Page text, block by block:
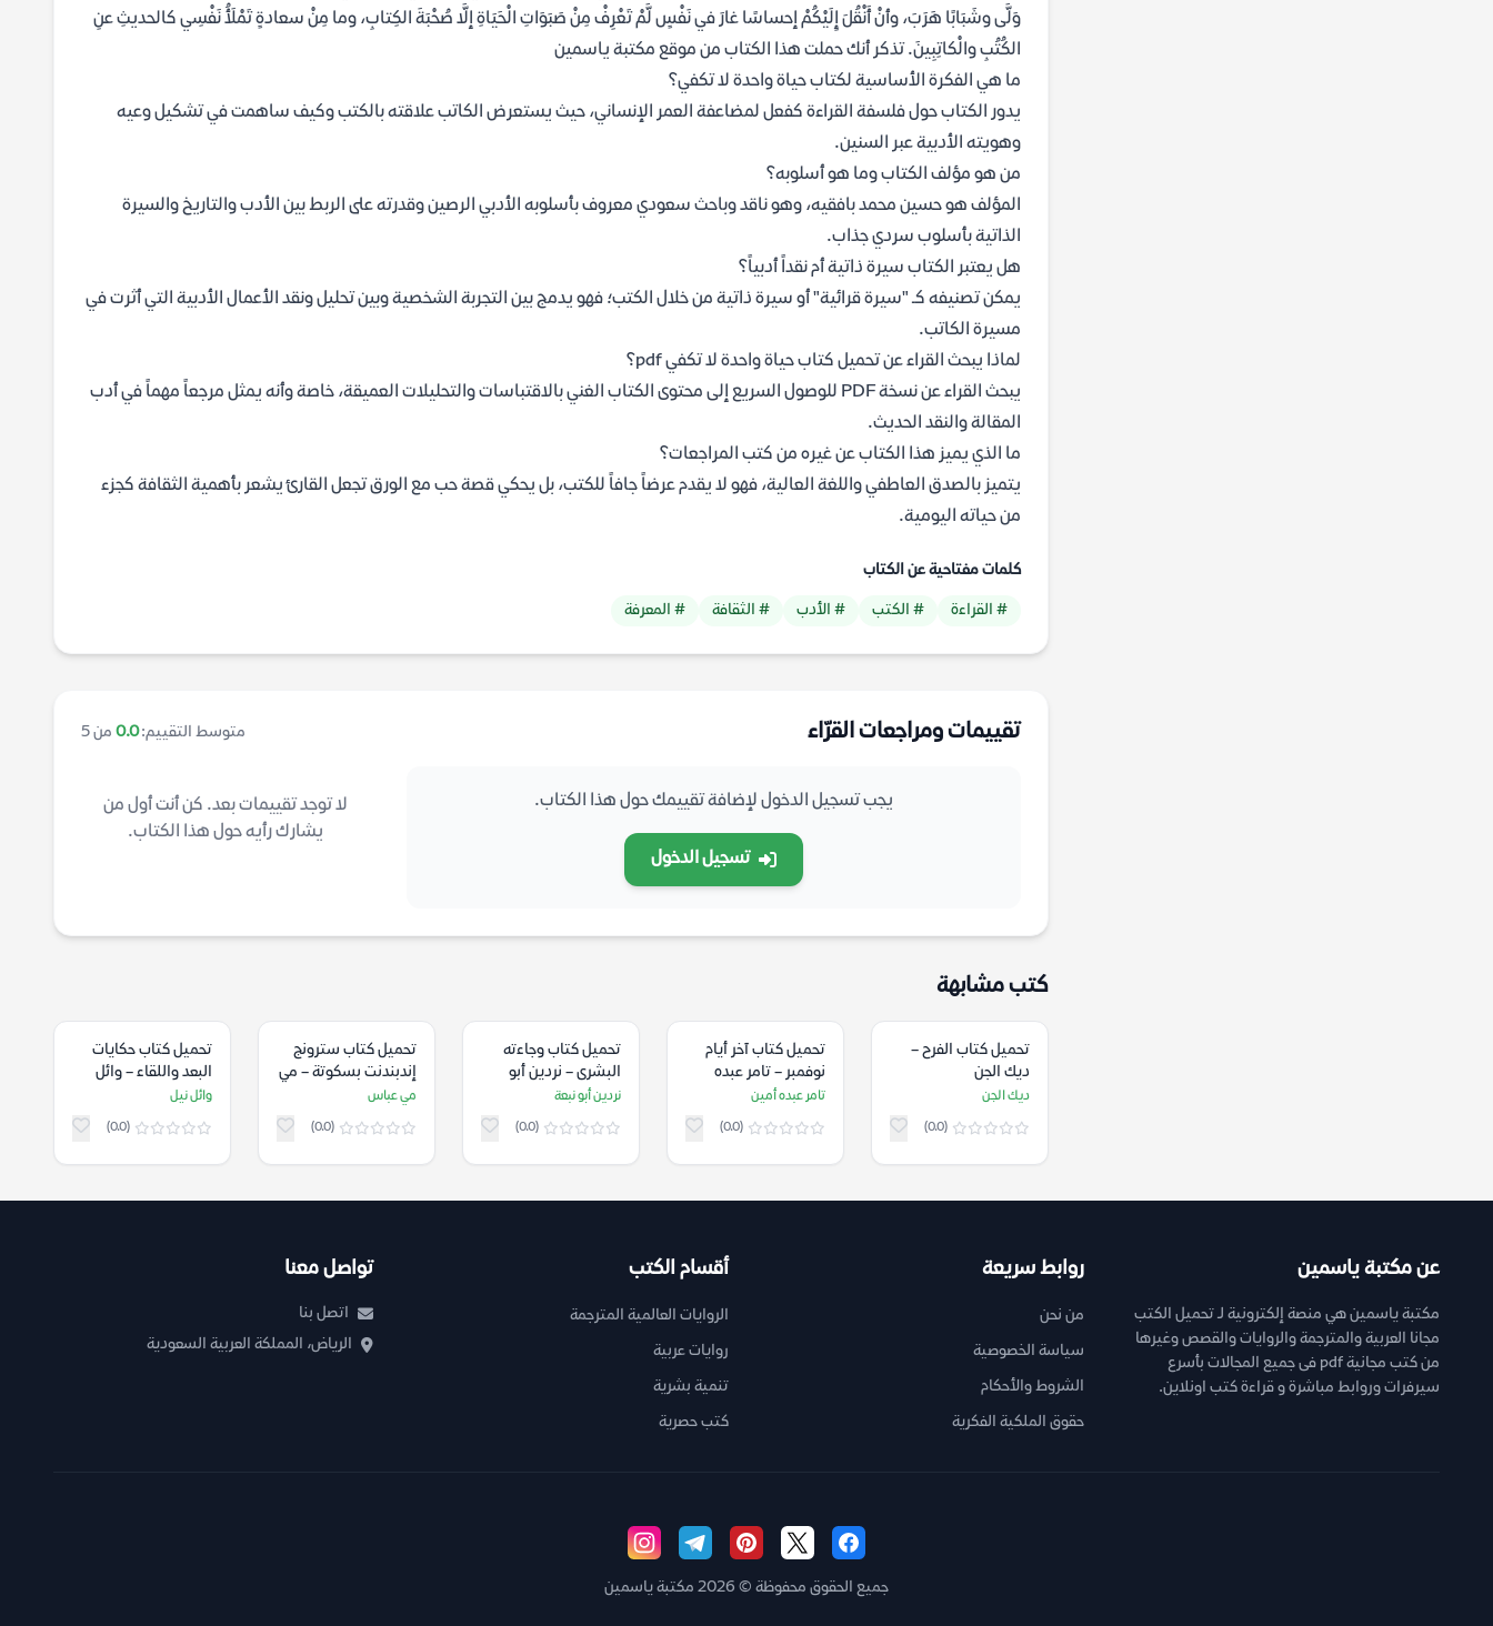
وَلَّى وشَبَابًا هَرَبَ، وأنْ أَنْقُلَ إِلَيْكُمْ إحساسًا غارَ في نَفْسٍ لَّمْ تَعْرِفْ مِنْ صَبَوَاتِ الْحَيَاةِ إلَّا صُحْبَةَ الكِتابِ، وما مِنْ سعادةٍ تَمْلَأُ نَفْسِي كالحديثِ عنِ
الكُتُبِ والْكاتِبِينَ. تذكر أنك حملت هذا الكتاب من موقع مكتبة ياسمين
ما هي الفكرة الأساسية لكتاب حياة واحدة لا تكفي؟
يدور الكتاب حول فلسفة القراءة كفعل لمضاعفة العمر الإنساني، حيث يستعرض الكاتب علاقته بالكتب وكيف ساهمت في تشكيل وعيه
وهويته الأدبية عبر السنين.
من هو مؤلف الكتاب وما هو أسلوبه؟
المؤلف هو حسين محمد بافقيه، وهو ناقد وباحث سعودي معروف بأسلوبه الأدبي الرصين وقدرته على الربط بين الأدب والتاريخ والسيرة
الذاتية بأسلوب سردي جذاب.
هل يعتبر الكتاب سيرة ذاتية أم نقداً أدبياً؟
يمكن تصنيفه كـ "سيرة قرائية" أو سيرة ذاتية من خلال الكتب؛ فهو يدمج بين التجربة الشخصية وبين تحليل ونقد الأعمال الأدبية التي أثرت في
مسيرة الكاتب.
لماذا يبحث القراء عن تحميل كتاب حياة واحدة لا تكفي pdf؟
يبحث القراء عن نسخة PDF للوصول السريع إلى محتوى الكتاب الغني بالاقتباسات والتحليلات العميقة، خاصة وأنه يمثل مرجعاً مهماً في أدب
المقالة والنقد الحديث.
ما الذي يميز هذا الكتاب عن غيره من كتب المراجعات؟
يتميز بالصدق العاطفي واللغة العالية، فهو لا يقدم عرضاً جافاً للكتب، بل يحكي قصة حب مع الورق تجعل القارئ يشعر بأهمية الثقافة كجزء
من حياته اليومية.
كلمات مفتاحية عن الكتاب
# القراءة # الكتب # الأدب # الثقافة # المعرفة
تقييمات ومراجعات القرّاء متوسط التقييم:0.0 من 5
يجب تسجيل الدخول لإضافة تقييمك حول هذا الكتاب.
تسجيل الدخول
لا توجد تقييمات بعد. كن أنت أول من
يشارك رأيه حول هذا الكتاب.
كتب مشابهة
تحميل كتاب الفرح –
ديك الجن
ديك الجن
(0.0)
تحميل كتاب آخر أيام
نوفمبر – تامر عبده
أمين
تامر عبده أمين
(0.0)
تحميل كتاب وجاءته
البشرى – نردين أبو
نبعة
نردين أبو نبعة
(0.0)
تحميل كتاب سترونج
إندبندنت بسكوتة – مي
عباس
مي عباس
(0.0)
تحميل كتاب حكايات
البعد واللقاء – وائل
نيل
وائل نيل
(0.0)
عن مكتبة ياسمين
مكتبة ياسمين هي منصة إلكترونية لـ تحميل الكتب
مجانا العربية والمترجمة والروايات والقصص وغيرها
من كتب مجانية pdf فى جميع المجالات بأسرع
سيرفرات وروابط مباشرة و قراءة كتب اونلاين.
روابط سريعة
من نحن
سياسة الخصوصية
الشروط والأحكام
حقوق الملكية الفكرية
أقسام الكتب
الروايات العالمية المترجمة
روايات عربية
تنمية بشرية
كتب حصرية
تواصل معنا
اتصل بنا
الرياض، المملكة العربية السعودية
جميع الحقوق محفوظة © 2026 مكتبة ياسمين